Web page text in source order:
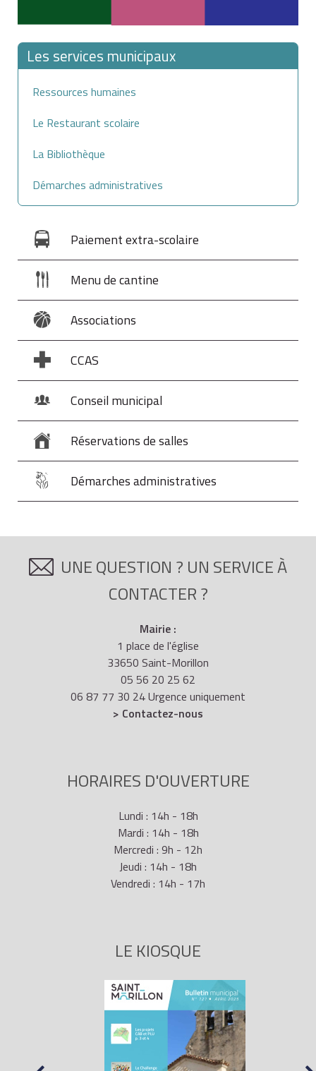
Les services municipaux
Ressources humaines
Le Restaurant scolaire
La Bibliothèque
Démarches administratives
Paiement extra-scolaire
Menu de cantine
Associations
CCAS
Conseil municipal
Réservations de salles
Démarches administratives
UNE QUESTION ? UN SERVICE À
CONTACTER ?
Mairie :
1 place de l'église
33650 Saint-Morillon
05 56 20 25 62
06 87 77 30 24 Urgence uniquement
> Contactez-nous
HORAIRES D'OUVERTURE
Lundi : 14h - 18h
Mardi : 14h - 18h
Mercredi : 9h - 12h
Jeudi : 14h - 18h
Vendredi : 14h - 17h
LE KIOSQUE